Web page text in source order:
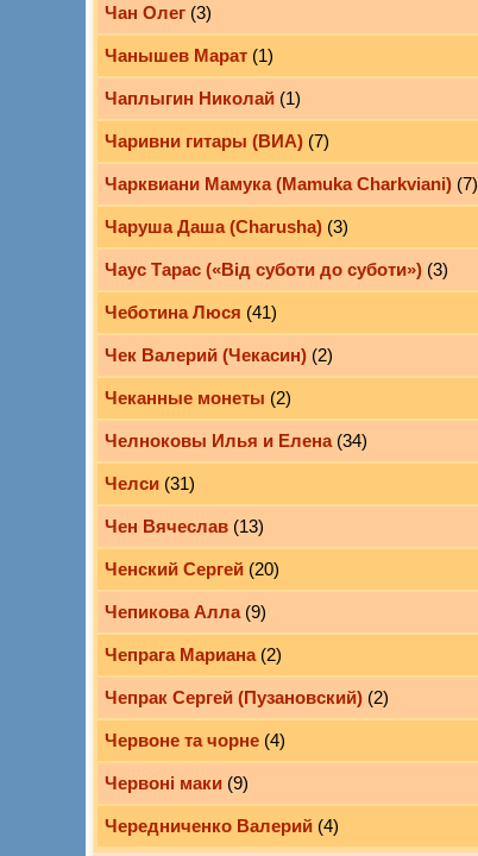
Чан Олег (3)
Чанышев Марат (1)
Чаплыгин Николай (1)
Чаривни гитары (ВИА) (7)
Чарквиани Мамука (Mamuka Charkviani) (7)
Чаруша Даша (Charusha) (3)
Чаус Тарас («Від суботи до суботи») (3)
Чеботина Люся (41)
Чек Валерий (Чекасин) (2)
Чеканные монеты (2)
Челноковы Илья и Елена(34)
Челси (31)
Чен Вячеслав (13)
Ченский Сергей (20)
Чепикова Алла(9)
Чепрага Мариана(2)
Чепрак Сергей (Пузановский) (2)
Червоне та чорне (4)
Червоні маки (9)
Чередниченко Валерий (4)